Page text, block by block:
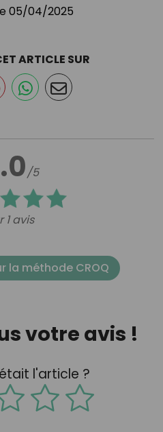
05/04/2025
/5
1 avis
ARTICLE SUR
la méthode CROQ
votre avis !
l'article ?